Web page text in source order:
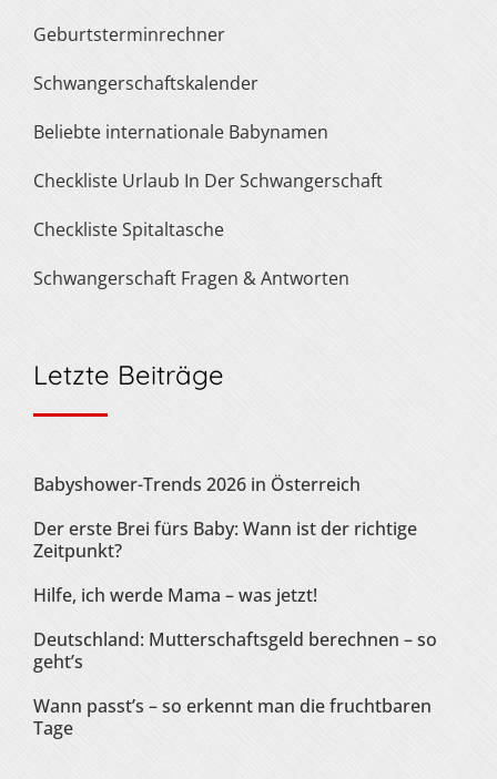
Geburtsterminrechner
Schwangerschaftskalender
Beliebte internationale Babynamen
Checkliste Urlaub In Der Schwangerschaft
Checkliste Spitaltasche
Schwangerschaft Fragen & Antworten
Letzte Beiträge
Babyshower-Trends 2026 in Österreich
Der erste Brei fürs Baby: Wann ist der richtige
Zeitpunkt?
Hilfe, ich werde Mama – was jetzt!
Deutschland: Mutterschaftsgeld berechnen – so
geht’s
Wann passt’s – so erkennt man die fruchtbaren
Tage